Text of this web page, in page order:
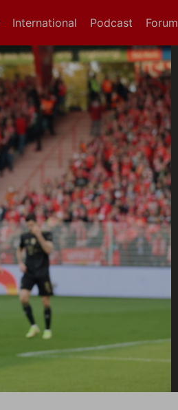
International Forum
Podcast